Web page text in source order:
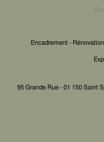
Encadrement -
95 Grande Rue - 01 150 Saint